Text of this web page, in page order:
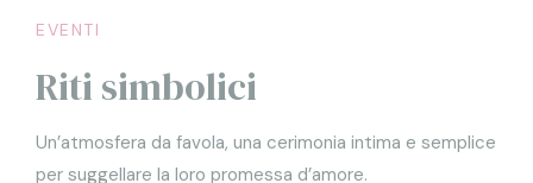
EVENTI
Riti simbolici
Un’atmosfera da favola, una cerimonia intima e semplice
per suggellare la loro promessa d’amore.